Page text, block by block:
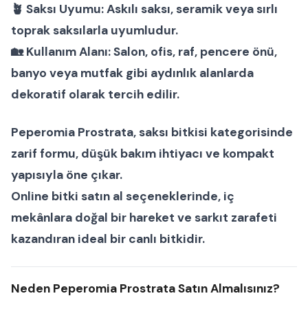
🪴 Saksı Uyumu:Askılı saksı, seramik veya sırlı
toprak saksılarla uyumludur.
🏡Kullanım Alanı:Salon, ofis, raf, pencere önü,
banyo veya mutfak gibi aydınlık alanlarda
dekoratif olarak tercih edilir.
Peperomia Prostrata,saksı bitkisi kategorisinde
zarif formu, düşük bakım ihtiyacı ve kompakt
yapısıyla öne çıkar.
Online bitki satın al seçeneklerinde, iç
mekânlara doğal bir hareket ve sarkıt zarafeti
kazandıran ideal bir canlı bitkidir.
Neden Peperomia Prostrata Satın Almalısınız?